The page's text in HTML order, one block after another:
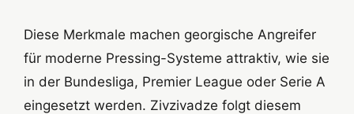
Diese Merkmale machen georgische Angreifer
für moderne Pressing-Systeme attraktiv, wie sie
in der Bundesliga, Premier League oder Serie A
eingesetzt werden. Zivzivadze folgt diesem